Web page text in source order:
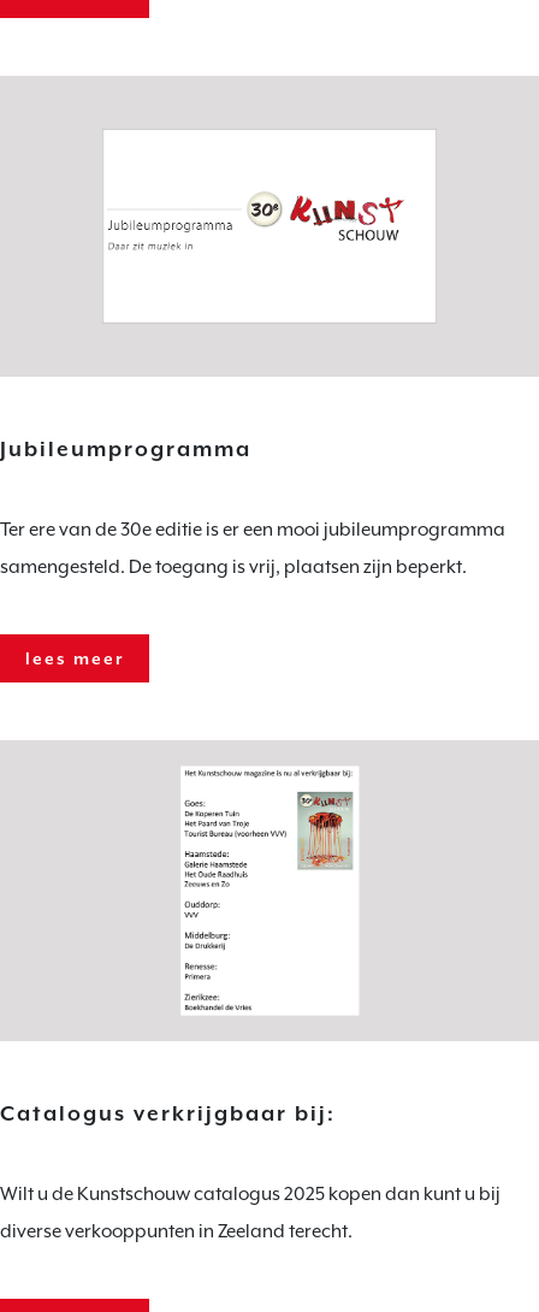
Jubileumprogramma
Ter ere van de 30e editie is er een mooi jubileumprogramma
samengesteld. De toegang is vrij, plaatsen zijn beperkt.
lees meer
Catalogus verkrijgbaar bij:
Wilt u de Kunstschouw catalogus 2025 kopen dan kunt u bij
diverse verkooppunten in Zeeland terecht.